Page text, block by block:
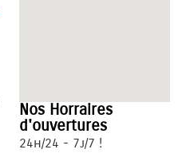
Nos Horraires
d'ouvertures
24h/24 - 7j/7 !